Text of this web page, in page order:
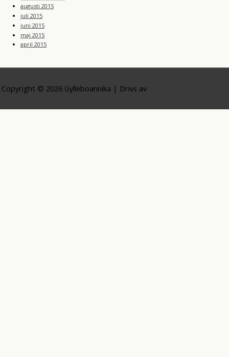
augusti 2015
juli 2015
juni 2015
maj 2015
april 2015
Copyright © 2026 Gylleboannika | Drivs av